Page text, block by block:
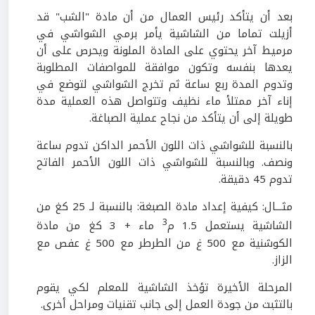
بعد أن يتأكد رئيس العمال من أن مادة "الشب" قد
أزيلت تماما من الشاشية يأمر برمي الشواشي في
مرميط آخر يحتوي على المادة الملونة ويحرص على أن
يعدها بنفسه وتكون موافقة للمواصفات المطلوبة
وتدوم المدة ربع ساعة ثم تخرج الشواشي لتوضع في
إناء آخر ممتلأ ماء نظيف وتتواصل هذه العملية مدة
طويلة إلى أن يتأكد من نجاح عملية الصباغة.
بالنسبة للشواشي ذات اللون الأحمر الداكن تدوم ساعة
ونصف. وبالنسبة للشواشي ذات اللون الأحمر الفاتح
تدوم 45 دقيقة.
مثـــال: كيفية إعداد مادة الصبغة: بالنسبة لـ 25 كغ من
الشاشية يستعمل 1.5 م
3
ماء + 3 كغ من مادة
الكوشنية مع 500 غ من الطرطر مع 500 غ عفص مع
الزاز.
المرحلة الأخيرة تؤخذ الشاشية للمعلم لكي يقوم
بالتثبت من جودة العمل إلى جانب تقنيات ومراحل أخرى.